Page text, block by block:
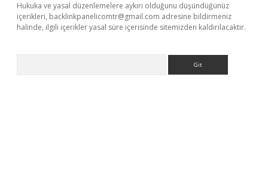
Hukuka ve yasal düzenlemelere aykırı olduğunu düşündüğünüz
içerikleri, backlinkpanelicomtr@gmail.com adresine bildirmeniz
halinde, ilgili içerikler yasal süre içerisinde sitemizden kaldırılacaktır.